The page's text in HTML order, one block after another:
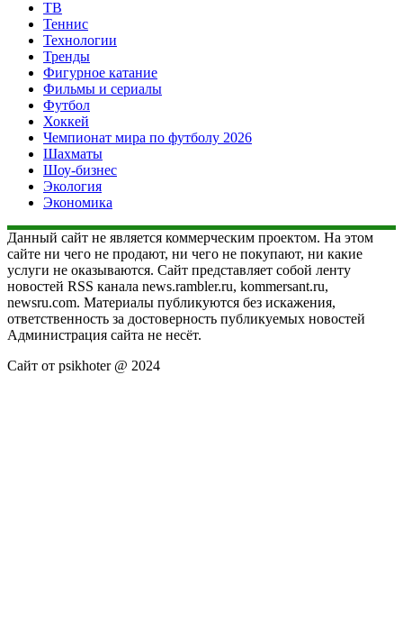
ТВ
Теннис
Технологии
Тренды
Фигурное катание
Фильмы и сериалы
Футбол
Хоккей
Чемпионат мира по футболу 2026
Шахматы
Шоу-бизнес
Экология
Экономика
Данный сайт не является коммерческим проектом. На этом
сайте ни чего не продают, ни чего не покупают, ни какие
услуги не оказываются. Сайт представляет собой ленту
новостей RSS канала news.rambler.ru, kommersant.ru,
newsru.com. Материалы публикуются без искажения,
ответственность за достоверность публикуемых новостей
Администрация сайта не несёт.
Сайт от psikhoter @ 2024